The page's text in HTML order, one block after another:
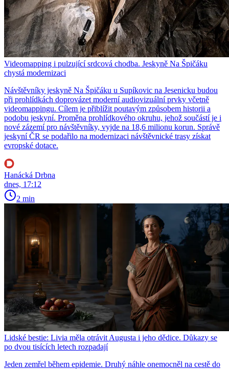
Videomapping i pulzující srdcová chodba. Jeskyně Na Špičáku
chystá modernizaci
Návštěvníky jeskyně Na Špičáku u Supíkovic na Jesenicku budou
při prohlídkách doprovázet moderní audiovizuální prvky včetně
videomappingu. Cílem je přiblížit poutavým způsobem historii a
podobu jeskyní. Proměna prohlídkového okruhu, jehož součástí je i
nové zázemí pro návštěvníky, vyjde na 18,6 milionu korun. Správě
jeskyní ČR se podařilo na modernizaci návštěvnické trasy získat
evropské dotace.
Hanácká Drbna
dnes, 17:12
2 min
Lidské bestie: Livia měla otrávit Augusta i jeho dědice. Důkazy se
po dvou tisících letech rozpadají
Jeden zemřel během epidemie. Druhý náhle onemocněl na cestě do